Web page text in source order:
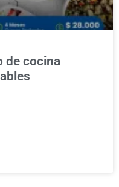
de cocina